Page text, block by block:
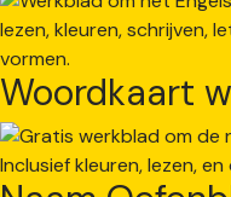
Woordkaart